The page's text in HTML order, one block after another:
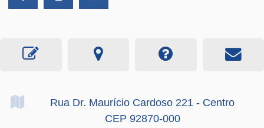
Rua Dr. Maurício Cardoso 221 - Centro
CEP 92870-000